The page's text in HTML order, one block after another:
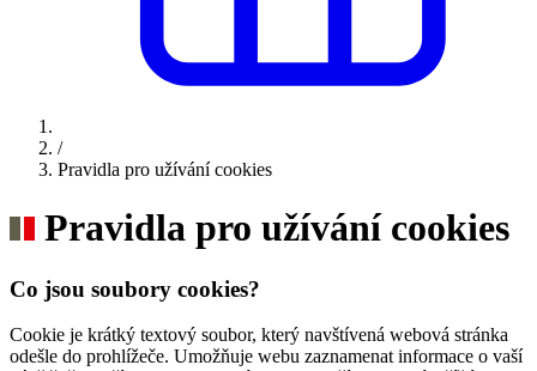
/
Pravidla pro užívání cookies
Pravidla pro užívání cookies
Co jsou soubory cookies?
Cookie je krátký textový soubor, který navštívená webová stránka
odešle do prohlížeče. Umožňuje webu zaznamenat informace o vaší